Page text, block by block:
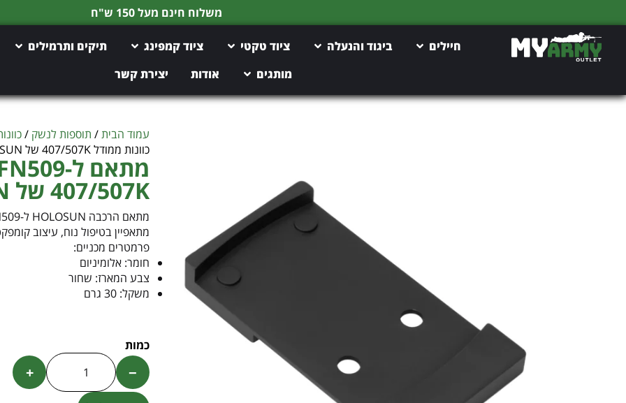
משלוח חינם מעל 150 ש"ח
חיילים ביגוד והנעלה ציוד טקטי ציוד קמפינג תיקים ותרמילים
מותגים
אודות יצירת קשר
עמוד הבית/ תוספות לנשק /
כוונות ממודל 407/507K של HOLOSUN
407/507K של HOLOSUN
מתאם הרכבה HOLOSUN ל-FN509
מתאפיין בטיפול נוח, עיצוב
פרמטרים מכניים:
חומר: אלומיניום
צבע המארז: שחור
משקל: 30 גרם
−
+